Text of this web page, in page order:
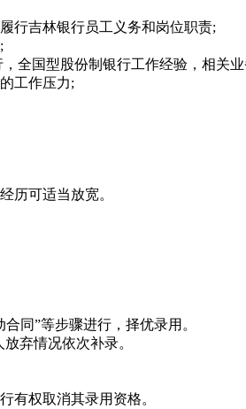
行吉林银行员工义务和岗位职责;
国型股份制银行工作经验，相关
工作压力;
可适当放宽。
”等步骤进行，择优录用。
弃情况依次补录。
权取消其录用资格。